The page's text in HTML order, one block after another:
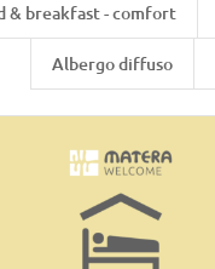
& breakfast - comfort
Albergo diffuso